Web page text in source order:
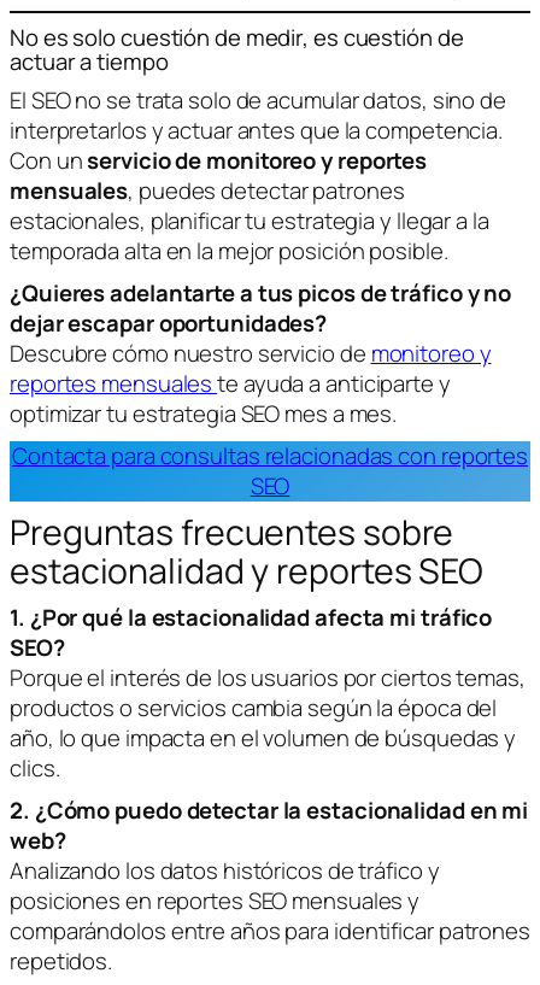
No es solo cuestión de medir, es cuestión de
actuar a tiempo
El SEO no se trata solo de acumular datos, sino de
interpretarlos y actuar antes que la competencia.
Con unservicio de monitoreo y reportes
mensuales, puedes detectar patrones
estacionales, planificar tu estrategia y llegar a la
temporada alta en la mejor posición posible.
¿Quieres adelantarte a tus picos de tráfico y no
dejar escapar oportunidades?
Descubre cómo nuestro servicio de monitoreo y
reportes mensualeste ayuda a anticiparte y
optimizar tu estrategia SEO mes a mes.
Contacta para consultas relacionadas con reportes
SEO
Preguntas frecuentes sobre
estacionalidad y reportes SEO
1. ¿Por qué la estacionalidad afecta mi tráfico
SEO?
Porque el interés de los usuarios por ciertos temas,
productos o servicios cambia según la época del
año, lo que impacta en el volumen de búsquedas y
clics.
2. ¿Cómo puedo detectar la estacionalidad en mi
web?
Analizando los datos históricos de tráfico y
posiciones en reportes SEO mensuales y
comparándolos entre años para identificar patrones
repetidos.